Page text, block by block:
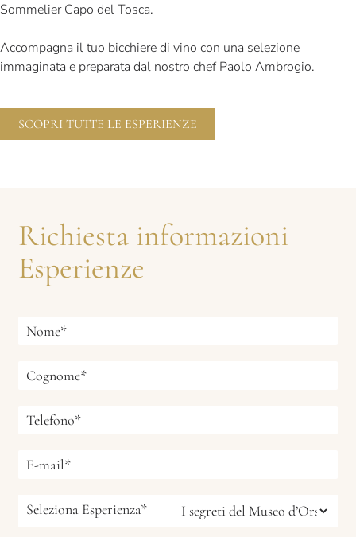
Sommelier Capo del Tosca.
Accompagna il tuo bicchiere di vino con una selezione
immaginata e preparata dal nostro chef Paolo Ambrogio.
SCOPRI TUTTE LE ESPERIENZE
Richiesta informazioni
Esperienze
Seleziona Esperienza*